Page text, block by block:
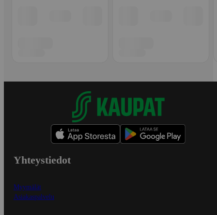
Yhteystiedot
Myymälät
Asiakaspalvelu